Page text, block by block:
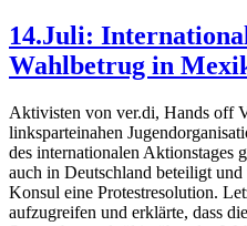
14.Juli:
Wahlbetrug in
Aktivisten von ver.di, Hands off
linksparteinahen
des internationalen Aktionstages
auch in Deutschland beteiligt
Konsul eine Protestresolution.
aufzugreifen und erklärte, dass